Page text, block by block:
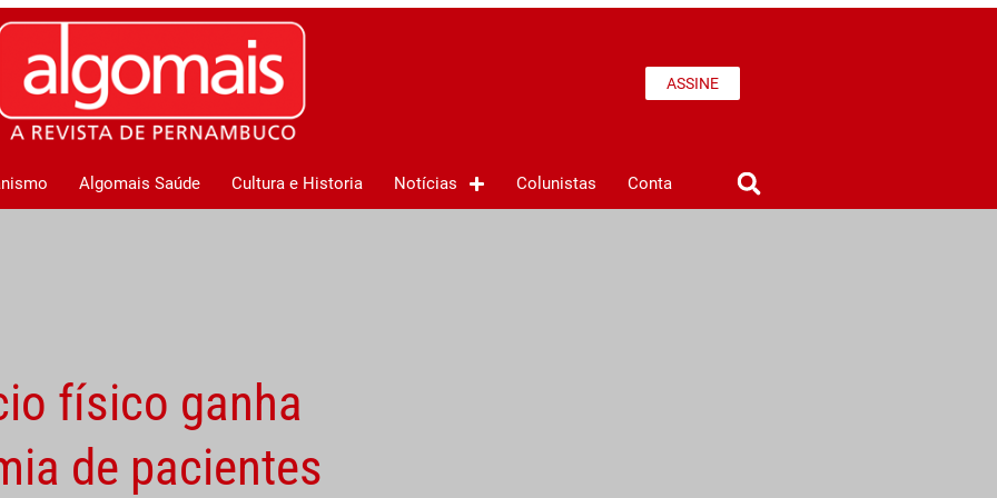
ASSINE
Algomais Saúde Cultura e Historia Notícias Colunistas Conta
físico ganha
de pacientes